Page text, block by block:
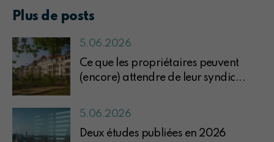
Plus de posts
5.06.2026
Ce que les propriétaires peuvent
(encore) attendre de leur syndic...
5.06.2026
Deux études publiées en 2026